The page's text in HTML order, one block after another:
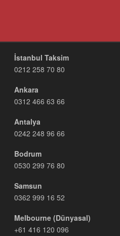
İstanbul Taksim
0212 258 70 80
Ankara
0312 466 63 66
Antalya
0242 248 96 66
Bodrum
0530 299 76 80
Samsun
0362 999 16 52
Melbourne (Dünyasal)
+61 416 120 096